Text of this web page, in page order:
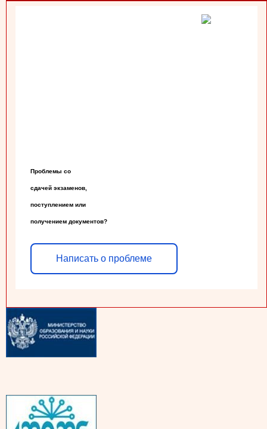
Проблемы со
сдачей экзаменов,
поступлением или
получением документов?
Написать о проблеме